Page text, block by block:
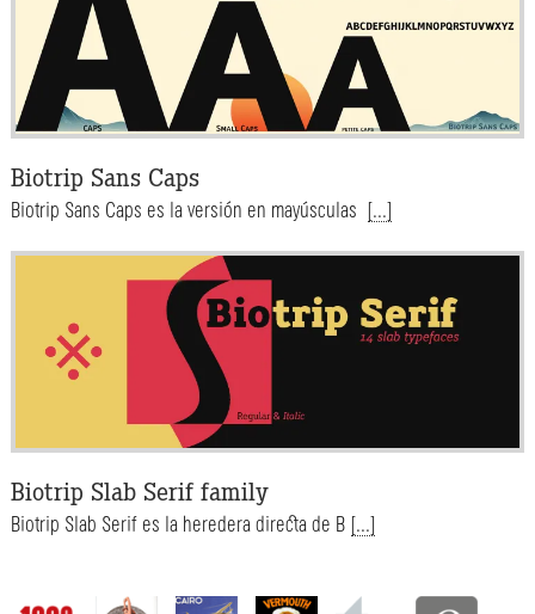
Biotrip Sans Caps
Biotrip Sans Caps es la versión en mayúsculas [...]
Biotrip Slab Serif family
Biotrip Slab Serif es la heredera directa de B [...]